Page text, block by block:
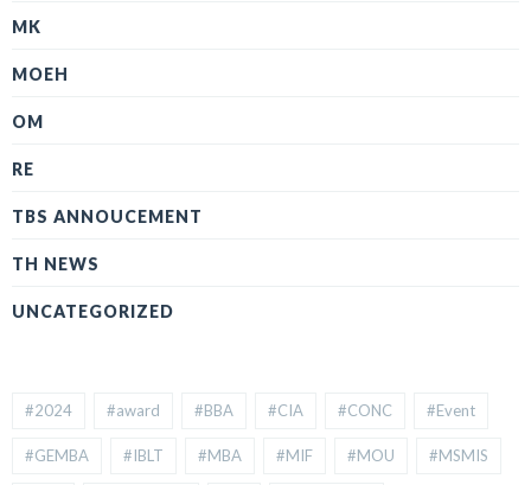
MK
MOEH
OM
RE
TBS ANNOUCEMENT
TH NEWS
UNCATEGORIZED
#2024 #award #BBA #CIA #CONC #Event
#GEMBA #IBLT #MBA #MIF #MOU #MSMIS